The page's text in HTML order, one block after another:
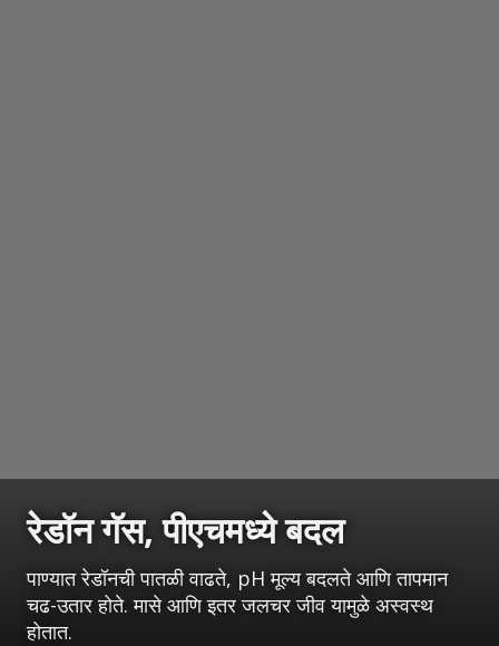
रेडॉन गॅस, पीएचमध्ये बदल
पाण्यात रेडॉनची पातळी वाढते, pH मूल्य बदलते आणि तापमान
चढ-उतार होते. मासे आणि इतर जलचर जीव यामुळे अस्वस्थ
होतात.